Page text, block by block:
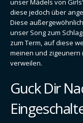
unser Mädels von
diese jedoch über
Diese
unser Song zum
zum Term, auf diese
meinen und
verweilen.
Guck Dir